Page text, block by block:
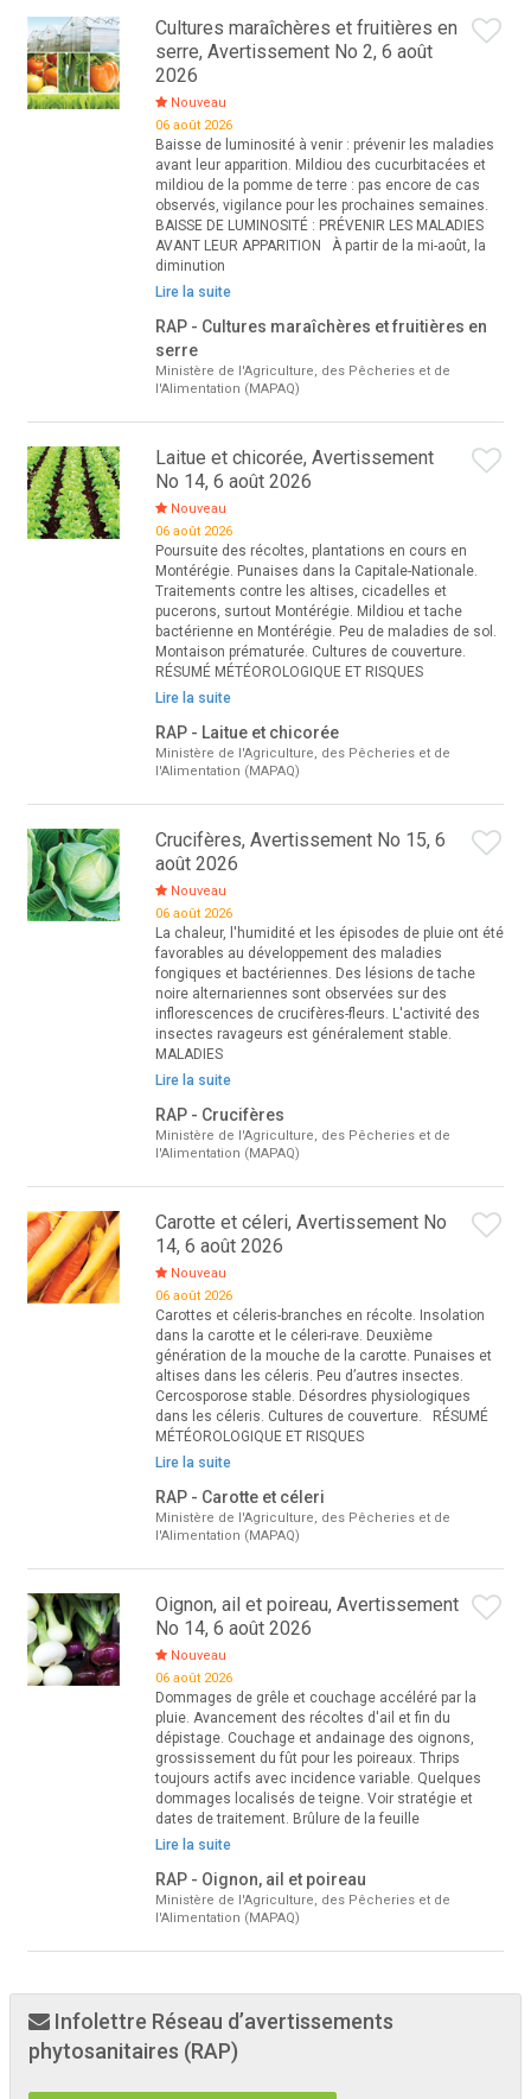
Cultures maraîchères et fruitières en
serre, Avertissement No 2, 6 août
2026
Nouveau
06 août 2026
Baisse de luminosité à venir : prévenir les maladies
avant leur apparition. Mildiou des cucurbitacées et
mildiou de la pomme de terre : pas encore de cas
observés, vigilance pour les prochaines semaines.
BAISSE DE LUMINOSITÉ : PRÉVENIR LES MALADIES
AVANT LEUR APPARITION À partir de la mi-août, la
diminution
Lire la suite
RAP - Cultures maraîchères et fruitières en
serre
Ministère de l'Agriculture, des Pêcheries et de
l'Alimentation (MAPAQ)
Laitue et chicorée, Avertissement
No 14, 6 août 2026
Nouveau
06 août 2026
Poursuite des récoltes, plantations en cours en
Montérégie. Punaises dans la Capitale-Nationale.
Traitements contre les altises, cicadelles et
pucerons, surtout Montérégie. Mildiou et tache
bactérienne en Montérégie. Peu de maladies de sol.
Montaison prématurée. Cultures de couverture.
RÉSUMÉ MÉTÉOROLOGIQUE ET RISQUES
Lire la suite
RAP - Laitue et chicorée
Ministère de l'Agriculture, des Pêcheries et de
l'Alimentation (MAPAQ)
Crucifères, Avertissement No 15, 6
août 2026
Nouveau
06 août 2026
La chaleur, l'humidité et les épisodes de pluie ont été
favorables au développement des maladies
fongiques et bactériennes. Des lésions de tache
noire alternariennes sont observées sur des
inflorescences de crucifères-fleurs. L'activité des
insectes ravageurs est généralement stable.
MALADIES
Lire la suite
RAP - Crucifères
Ministère de l'Agriculture, des Pêcheries et de
l'Alimentation (MAPAQ)
Carotte et céleri, Avertissement No
14, 6 août 2026
Nouveau
06 août 2026
Carottes et céleris-branches en récolte. Insolation
dans la carotte et le céleri-rave. Deuxième
génération de la mouche de la carotte. Punaises et
altises dans les céleris. Peu d’autres insectes.
Cercosporose stable. Désordres physiologiques
dans les céleris. Cultures de couverture. RÉSUMÉ
MÉTÉOROLOGIQUE ET RISQUES
Lire la suite
RAP - Carotte et céleri
Ministère de l'Agriculture, des Pêcheries et de
l'Alimentation (MAPAQ)
Oignon, ail et poireau, Avertissement
No 14, 6 août 2026
Nouveau
06 août 2026
Dommages de grêle et couchage accéléré par la
pluie. Avancement des récoltes d'ail et fin du
dépistage. Couchage et andainage des oignons,
grossissement du fût pour les poireaux. Thrips
toujours actifs avec incidence variable. Quelques
dommages localisés de teigne. Voir stratégie et
dates de traitement. Brûlure de la feuille
Lire la suite
RAP - Oignon, ail et poireau
Ministère de l'Agriculture, des Pêcheries et de
l'Alimentation (MAPAQ)
Infolettre Réseau d’avertissements
phytosanitaires (RAP)